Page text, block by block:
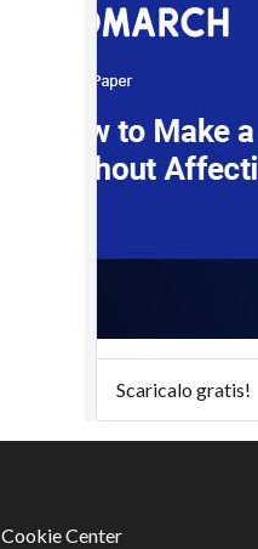
Scaricalo gratis!
Cookie Center